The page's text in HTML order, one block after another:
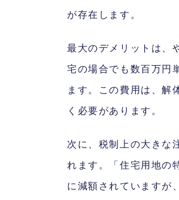
が存在します。
最大のデメリットは、
宅の場合でも数百万円
ます。この費用は、解
く必要があります。
次に、税制上の大きな
れます。「住宅用地の
に減額されていますが